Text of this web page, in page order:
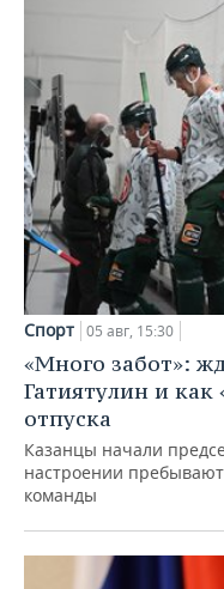
Спорт 05 авг, 15:30
«Много забот»:
Гатиятулин и
отпуска
Казанцы начали
настроении
команды